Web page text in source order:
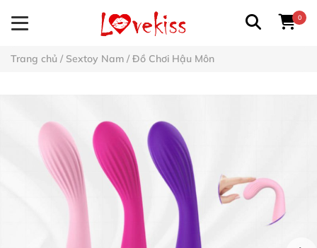
0
Trang chủ / Sextoy Nam / Đồ Chơi Hậu Môn